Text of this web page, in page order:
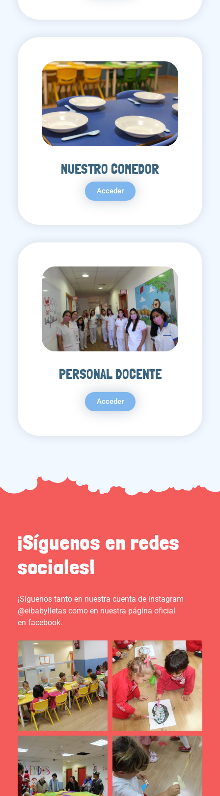
NUESTRO COMEDOR
Acceder
PERSONAL DOCENTE
Acceder
¡Síguenos en redes
sociales!
¡Síguenos tanto en nuestra cuenta de instagram
@eibabylletas como en nuestra página oficial
en facebook.